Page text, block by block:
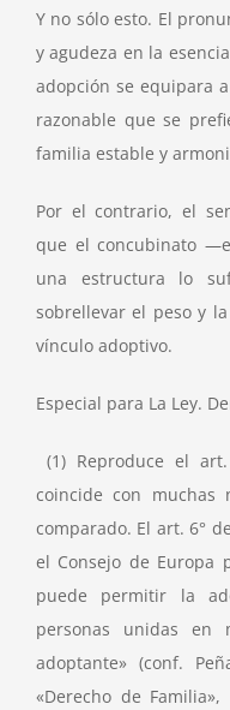
Y no sólo esto. El
y agudeza en la
adopción se equipara
razonable que se
familia estable y
Por el contrario, el
que el concubinato
una estructura lo
sobrellevar el peso y
vínculo adoptivo.
Especial para La Ley.
(1) Reproduce el
coincide con muchas
comparado. El art. 6°
el Consejo de Europa
puede permitir la
personas unidas
adoptante» (conf.
«Derecho de